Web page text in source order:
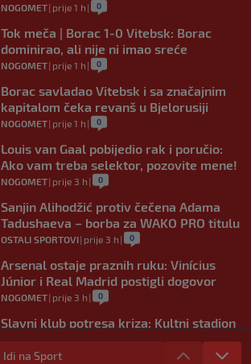
NOGOMET| prije 1 h | 0
Tok meča | Borac 1-0 Vitebsk: Borac
dominirao, ali nije ni imao sreće
NOGOMET| prije 1 h | 0
Borac savladao Vitebsk i sa značajnim
kapitalom čeka revanš u Bjelorusiji
NOGOMET| prije 1 h | 0
Louis van Gaal pobijedio rak i poručio:
Ako vam treba selektor, pozovite mene!
NOGOMET| prije 3 h | 0
Sanjin Alihodžić protiv čečena Adama
Tadushaeva – borba za WAKO PRO titulu
OSTALI SPORTOVI| prije 3 h | 0
Arsenal ostaje praznih ruku: Vinícius
Júnior i Real Madrid postigli dogovor
NOGOMET| prije 3 h | 0
Slavni klub potresa kriza: Kultni stadion
u Italiji bit će prazan na početku sezone,
navijači objavili rat upravi
Idi na Sport